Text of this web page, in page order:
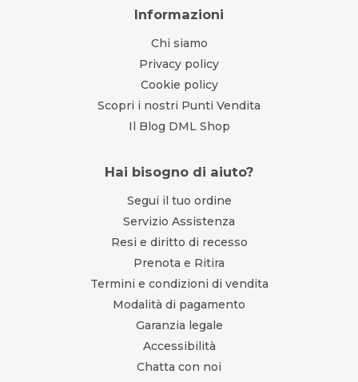
Informazioni
Chi siamo
Privacy policy
Cookie policy
Scopri i nostri Punti Vendita
Il Blog DML Shop
Hai bisogno di aiuto?
Segui il tuo ordine
Servizio Assistenza
Resi e diritto di recesso
Prenota e Ritira
Termini e condizioni di vendita
Modalità di pagamento
Garanzia legale
Accessibilità
Chatta con noi